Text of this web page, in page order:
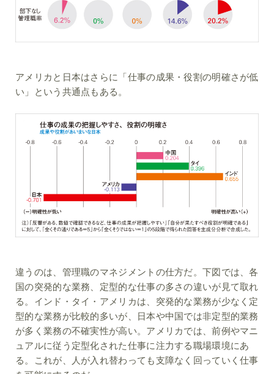
アメリカと日本はさらに「仕事の成果・役割の明確さが低
い」という共通点もある。
違うのは、管理職のマネジメントの仕方だ。下図では、各
国の突発的な業務、定型的な仕事の多さの違いが見て取れ
る。インド・タイ・アメリカは、突発的な業務が少なく定
型的な業務が比較的多いが、日本や中国では非定型的業務
が多く業務の不確実性が高い。アメリカでは、前例やマニ
ュアルに従う定型化された仕事に注力する職場環境にあ
る。これが、人が入れ替わっても支障なく回っていく仕事